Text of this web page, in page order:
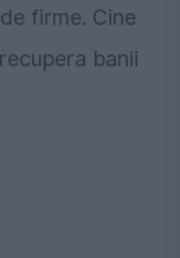
firme. Cine
banii